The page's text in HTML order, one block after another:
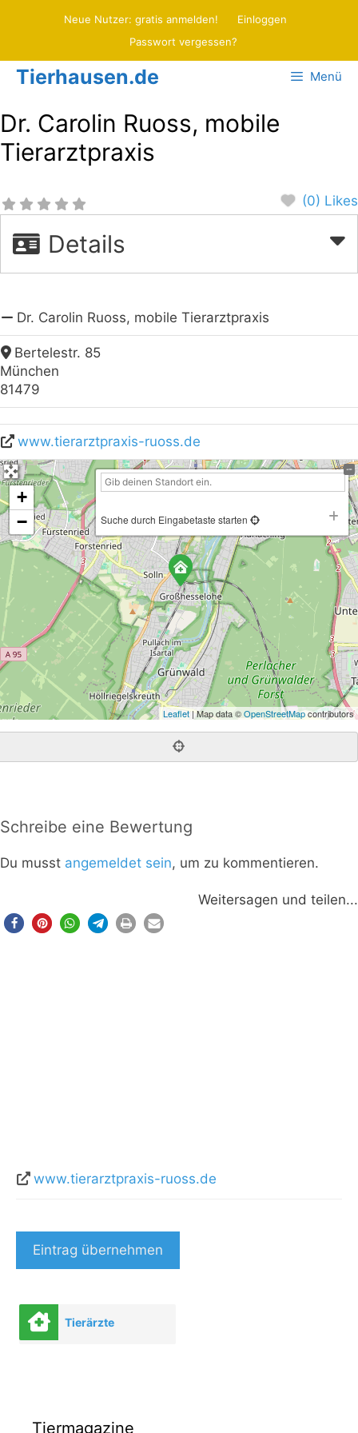
Neue Nutzer: gratis anmelden!
Einloggen
Passwort vergessen?
Tierhausen.de Menü
Dr. Carolin Ruoss, mobile
Tierarztpraxis
(0) Likes
Details
Dr. Carolin Ruoss, mobile Tierarztpraxis
Bertelestr. 85
München
81479
www.tierarztpraxis-ruoss.de
+
−
Suche durch Eingabetaste starten
Leaflet| Map data ©OpenStreetMapcontributors
Schreibe eine Bewertung
Du musst angemeldet sein, um zu kommentieren.
Weitersagen und teilen...
www.tierarztpraxis-ruoss.de
Eintrag übernehmen
Tierärzte
Tiermagazine